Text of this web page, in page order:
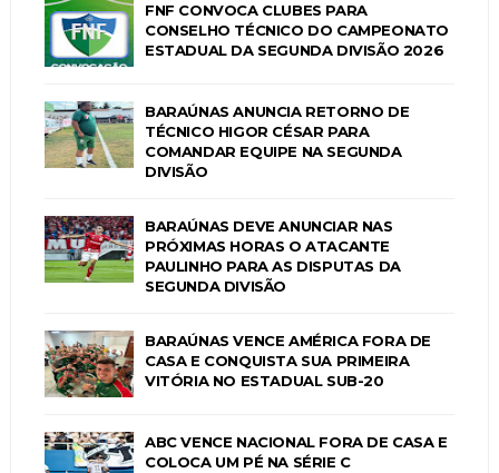
FNF CONVOCA CLUBES PARA
CONSELHO TÉCNICO DO CAMPEONATO
ESTADUAL DA SEGUNDA DIVISÃO 2026
BARAÚNAS ANUNCIA RETORNO DE
TÉCNICO HIGOR CÉSAR PARA
COMANDAR EQUIPE NA SEGUNDA
DIVISÃO
BARAÚNAS DEVE ANUNCIAR NAS
PRÓXIMAS HORAS O ATACANTE
PAULINHO PARA AS DISPUTAS DA
SEGUNDA DIVISÃO
BARAÚNAS VENCE AMÉRICA FORA DE
CASA E CONQUISTA SUA PRIMEIRA
VITÓRIA NO ESTADUAL SUB-20
ABC VENCE NACIONAL FORA DE CASA E
COLOCA UM PÉ NA SÉRIE C